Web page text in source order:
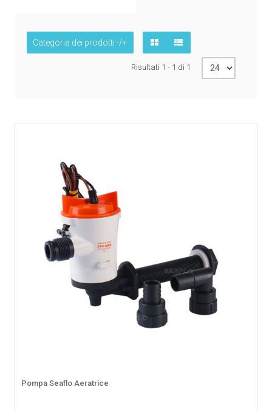
Categoria dei prodotti -/+
Risultati 1 - 1 di 1
Pompa Seaflo Aeratrice